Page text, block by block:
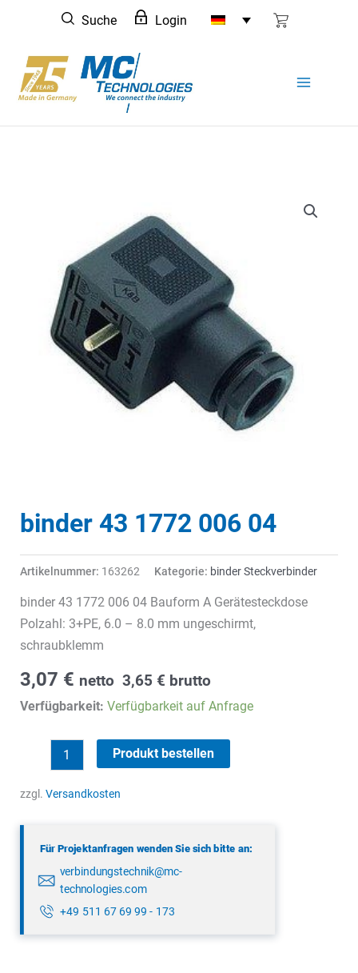
springen
Suche Login
binder 43 1772 006 04
Artikelnummer: 163262 Kategorie: binder Steckverbinder
binder 43 1772 006 04 Bauform A Gerätesteckdose
Polzahl: 3+PE, 6.0 – 8.0 mm ungeschirmt,
schraubklemm
3,07 € netto 3,65 € brutto
Verfügbarkeit: Verfügbarkeit auf Anfrage
1772
Menge
Produkt bestellen
zzgl. Versandkosten
Für Projektanfragen wenden Sie sich bitte an:
verbindungstechnik@mc-
technologies.com
+49 511 67 69 99 - 173